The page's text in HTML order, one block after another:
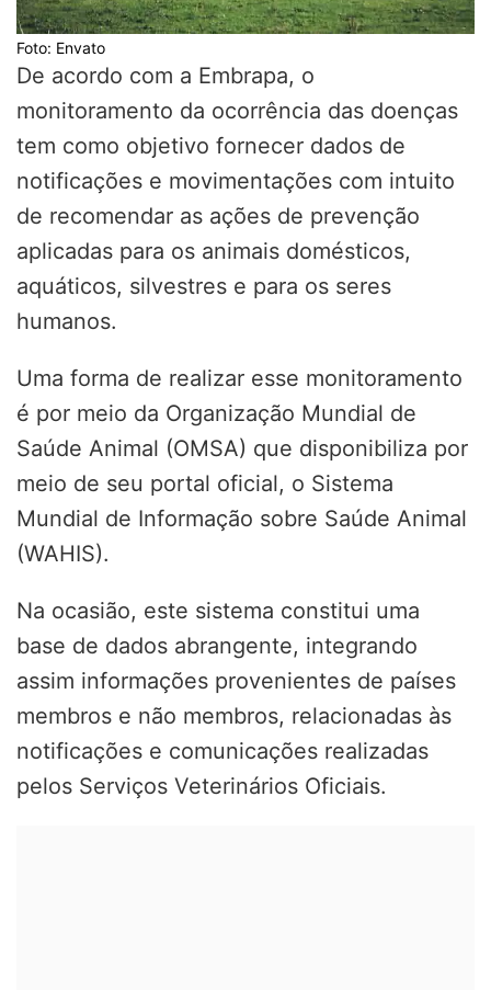
Foto: Envato
De acordo com a Embrapa, o
monitoramento da ocorrência das doenças
tem como objetivo fornecer dados de
notificações e movimentações com intuito
de recomendar as ações de prevenção
aplicadas para os animais domésticos,
aquáticos, silvestres e para os seres
humanos.
Uma forma de realizar esse monitoramento
é por meio da Organização Mundial de
Saúde Animal (OMSA) que disponibiliza por
meio de seu portal oficial, o Sistema
Mundial de Informação sobre Saúde Animal
(WAHIS).
Na ocasião, este sistema constitui uma
base de dados abrangente, integrando
assim informações provenientes de países
membros e não membros, relacionadas às
notificações e comunicações realizadas
pelos Serviços Veterinários Oficiais.